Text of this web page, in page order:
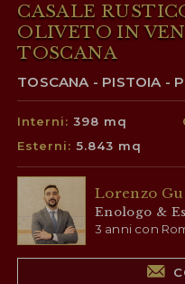
CASALE
OLIVETO IN
TOSCANA
TOSCANA - PISTOIA -
Interni:398 mq
Esterni:5.843 mq
Lorenzo
Enologo &
3 anni con